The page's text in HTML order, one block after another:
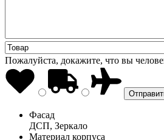
Пожалуйста, докажите, что вы
Фасад
ДСП, Зеркало
Материал корпуса